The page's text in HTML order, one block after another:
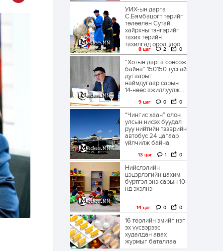
УИХ-ын дарга
С.Бямбацогт төрийг
төлөөлөн Сутай
хайрхны тэнгэрийг
тахих төрийн
тахилгад оролцлоо
8 цаг 2 0
“Хотын дарга сонсож
байна” 150150 тусгай
дугаарыг
наймдугаар сарын
14-нөөс ажиллуулж...
9 цаг 0 0
“Чингис хаан” олон
улсын нисэх буудал
руу нийтийн тээврийн
автобус 24 цагаар
үйлчилж байна
13 цаг 1 0
Нийслэлийн
цэцэрлэгийн цахим
бүртгэл энэ сарын 10-
нд эхэлнэ
14 цаг 0 0
16 төрлийн эмийг нэг
эх үүсвэрээс
худалдан авах
журмыг баталлаа